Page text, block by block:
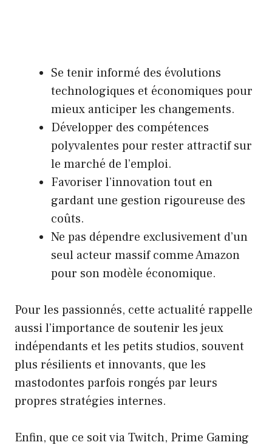
Se tenir informé des évolutions
technologiques et économiques pour
mieux anticiper les changements.
Développer des compétences
polyvalentes pour rester attractif sur
le marché de l’emploi.
Favoriser l’innovation tout en
gardant une gestion rigoureuse des
coûts.
Ne pas dépendre exclusivement d’un
seul acteur massif comme Amazon
pour son modèle économique.
Pour les passionnés, cette actualité rappelle
aussi l’importance de soutenir les jeux
indépendants et les petits studios, souvent
plus résilients et innovants, que les
mastodontes parfois rongés par leurs
propres stratégies internes.
Enfin, que ce soit via Twitch, Prime Gaming